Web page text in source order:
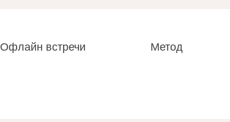
Офлайн встречи Метод